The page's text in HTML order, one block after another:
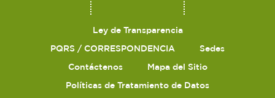
Ley de Transparencia
PQRS / CORRESPONDENCIA
Sedes
Contáctenos
Mapa del Sitio
Políticas de Tratamiento de Datos